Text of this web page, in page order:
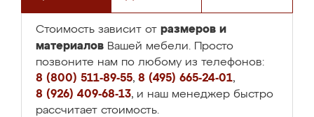
Стоимость зависит от размеров и
материалов Вашей мебели. Просто
позвоните нам по любому из телефонов:
8 (800) 511-89-55, 8 (495) 665-24-01,
8 (926) 409-68-13, и наш менеджер быстро
рассчитает стоимость.